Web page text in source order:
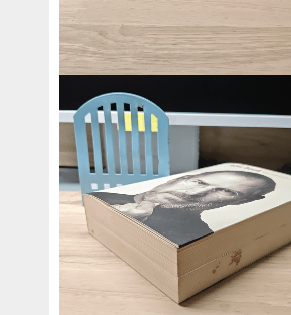
🎸 ดนตรี ภาพยนตร์
⚽ กีฬา เกม
👸 นางงาม
🖥️ คอมพิวเตอร์ เทคโนโลยี
🦄 วรรณกรรม นิยาย เรื่องสั้น
🐇 เรื่องสั้น
🛖 วรรณคดีไทย นิทานพื้นบ้าน
👩‍🦳 นิยายไทยรุ่นเก่า
🏵️ บทกวี บทกลอน
🏞️ นิยายภาพ
👨‍❤️‍👨 นิยายวาย นิยายยูริ
✍️ นิยายฟิคชั่น
🌏 นิยายแปล
🏰 วรรณกรรมเยาวชน
⚽ การ์ตูนกีฬา
😀 ตลก
🔮 แฟนตาซี
🧗‍♂️ ผจญภัย ท่องเที่ยว
👩 สนพ.ยอดธิดา
☘️ สนพ.รักพิมพ์ Luckpim
🔵 สนพ.Phoenix Next
🏳️‍🌈 สนพ.หมึกจีน
🟩 สนพ.บงกช
☀️ สนพ.วิบูลย์กิจ
🟦 สนพ.เนชั่น
⭕ สนพ.สยามอินเตอร์
🔴 สนพ.บูรพัฒน์
🔲 สนพ.Zenshu